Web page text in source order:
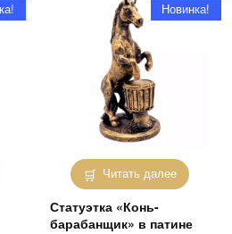
Читать далее
Новинка!
Статуэтка «Конь-
барабанщик» в патине